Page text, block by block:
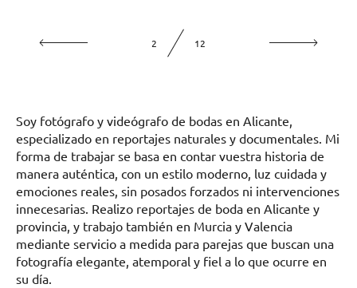
2 12
Soy fotógrafo y videógrafo de bodas en Alicante,
especializado en reportajes naturales y documentales. Mi
forma de trabajar se basa en contar vuestra historia de
manera auténtica, con un estilo moderno, luz cuidada y
emociones reales, sin posados forzados ni intervenciones
innecesarias. Realizo reportajes de boda en Alicante y
provincia, y trabajo también en Murcia y Valencia
mediante servicio a medida para parejas que buscan una
fotografía elegante, atemporal y fiel a lo que ocurre en
su día.